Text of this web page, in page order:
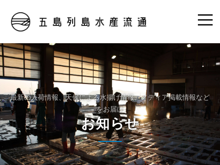
最新の入荷情報、天候による水揚げ情報、メディア掲載情報など
をお届け
お知らせ